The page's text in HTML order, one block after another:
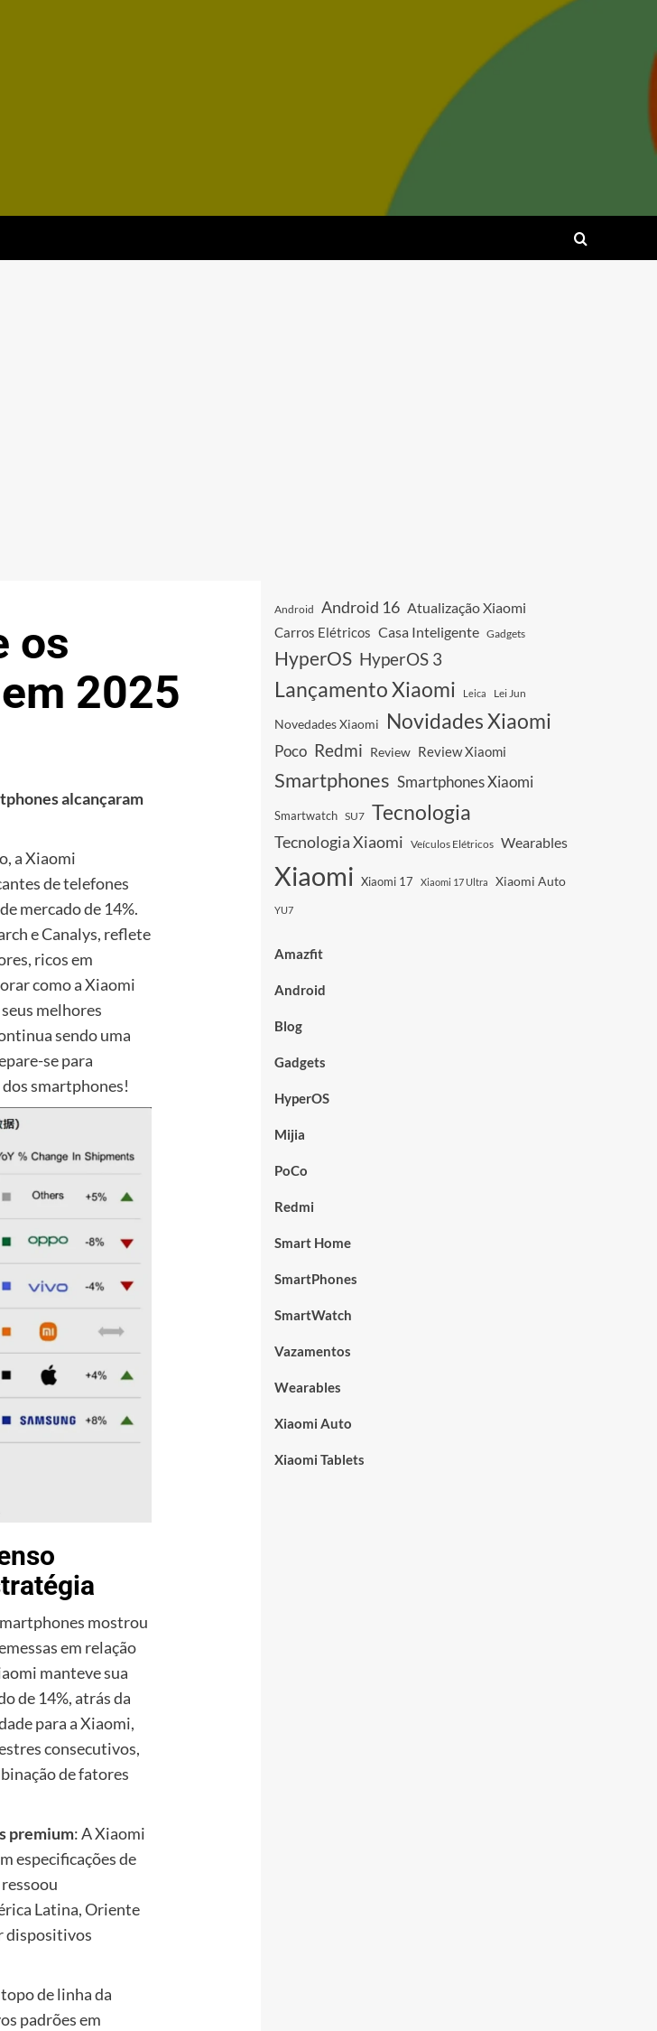
os
2025
alcançaram
a Xiaomi
de telefones
mercado de 14%.
e Canalys, reflete
ricos em
como a Xiaomi
melhores
sendo uma
se para
smartphones!
mostrou
em relação
manteve sua
de 14%, atrás da
para a Xiaomi,
consecutivos,
de fatores
premium: A Xiaomi
especificações de
Latina, Oriente
dispositivos
de linha da
padrões em
Android Android 16 Atualização Xiaomi
Carros Elétricos Casa Inteligente Gadgets
HyperOS HyperOS 3
Lançamento Xiaomi Leica Lei Jun
Novedades Xiaomi Novidades Xiaomi
Poco Redmi Review Review Xiaomi
Smartphones Smartphones Xiaomi
Smartwatch SU7 Tecnologia
Tecnologia Xiaomi Veículos Elétricos Wearables
Xiaomi Xiaomi 17 Xiaomi 17 Ultra Xiaomi Auto
YU7
Amazfit
Android
Blog
Gadgets
HyperOS
Mijia
PoCo
Redmi
Smart Home
SmartPhones
SmartWatch
Vazamentos
Wearables
Xiaomi Auto
Xiaomi Tablets